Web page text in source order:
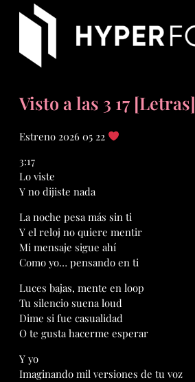
Visto a las 3 17 [Letras]
Estreno 2026 05 22
3:17
Lo viste
Y no dijiste nada
La noche pesa más sin ti
Y el reloj no quiere mentir
Mi mensaje sigue ahí
Como yo… pensando en ti
Luces bajas, mente en loop
Tu silencio suena loud
Dime si fue casualidad
O te gusta hacerme esperar
Y yo
Imaginando mil versiones de tu voz